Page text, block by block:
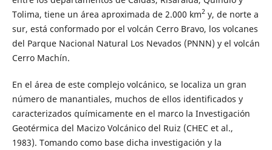
Tolima, tiene un área aproximada de 2.000 km2y, de norte a
sur, está conformado por el volcán Cerro Bravo, los volcanes
del Parque Nacional Natural Los Nevados (PNNN) y el volcán
Cerro Machín.
En el área de este complejo volcánico, se localiza un gran
número de manantiales, muchos de ellos identificados y
caracterizados químicamente en el marco la Investigación
Geotérmica del Macizo Volcánico del Ruiz (CHEC et al.,
1983). Tomando como base dicha investigación y la